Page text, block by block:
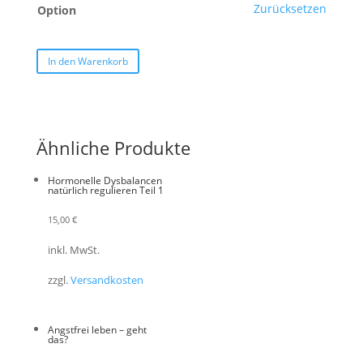
Option
Zurücksetzen
In den Warenkorb
Ähnliche Produkte
Hormonelle Dysbalancen
natürlich regulieren Teil 1
15,00 €
inkl. MwSt.
zzgl.Versandkosten
Angstfrei leben – geht
das?